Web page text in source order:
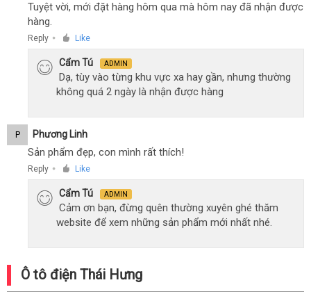
Tuyệt vời, mới đặt hàng hôm qua mà hôm nay đã nhận được
hàng.
Reply ● Like
Cẩm Tú ADMIN
Dạ, tùy vào từng khu vực xa hay gần, nhưng thường
không quá 2 ngày là nhận được hàng
P Phương Linh
Sản phẩm đẹp, con mình rất thích!
Reply ● Like
Cẩm Tú ADMIN
Cảm ơn bạn, đừng quên thường xuyên ghé thăm
website để xem những sản phẩm mới nhất nhé.
Ô tô điện Thái Hưng